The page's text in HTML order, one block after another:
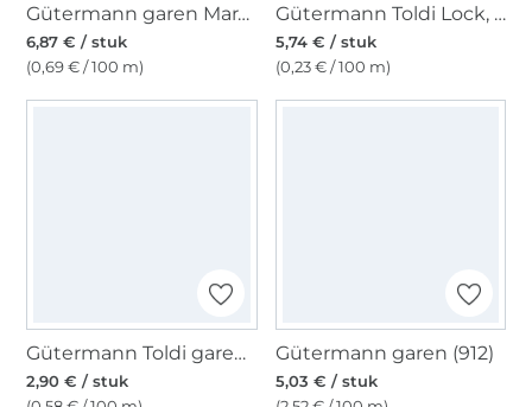
Gütermann garen Mara 120 1000 m, 0001
6,87 € / stuk
(0,69 € / 100 m)
Gütermann Toldi Lock, donkerblauw
5,74 € / stuk
(0,23 € / 100 m)
Gütermann Toldi garen, 500 m roze
2,90 € / stuk
Gütermann garen (912)
5,03 € / stuk